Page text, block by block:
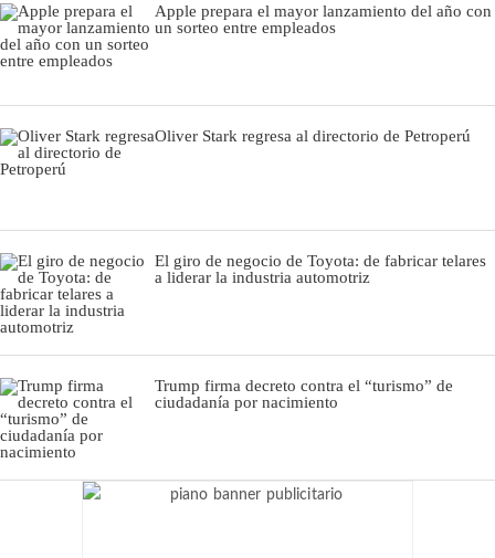
Apple prepara el mayor lanzamiento del año con
un sorteo entre empleados
Oliver Stark regresa al directorio de Petroperú
El giro de negocio de Toyota: de fabricar telares
a liderar la industria automotriz
Trump firma decreto contra el “turismo” de
ciudadanía por nacimiento